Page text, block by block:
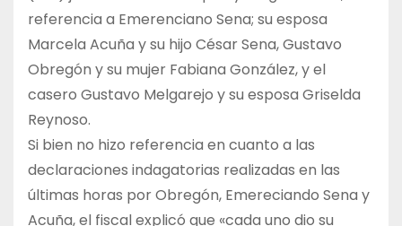
referencia a Emerenciano Sena; su esposa
Marcela Acuña y su hijo César Sena, Gustavo
Obregón y su mujer Fabiana González, y el
casero Gustavo Melgarejo y su esposa Griselda
Reynoso.
Si bien no hizo referencia en cuanto a las
declaraciones indagatorias realizadas en las
últimas horas por Obregón, Emereciando Sena y
Acuña, el fiscal explicó que «cada uno dio su